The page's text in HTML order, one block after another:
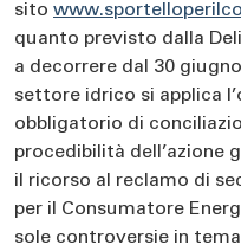
sito
quanto previsto dalla
a decorrere dal 30
settore idrico si applica
obbligatorio di
procedibilità dell’azione
il ricorso al reclamo di
per il Consumatore
sole controversie in